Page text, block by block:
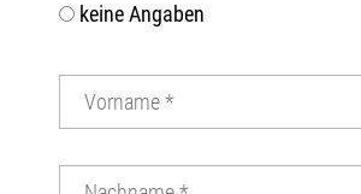
keine Angaben